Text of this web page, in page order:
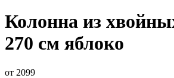
Колонна из
270 см яблоко
от 2099